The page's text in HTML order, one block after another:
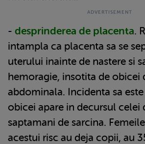
- desprinderea de placenta.
intampla ca placenta sa se
uterului inainte de nastere si
hemoragie, insotita de obicei
abdominala. Incidenta sa este
obicei apare in decursul celei
saptamani de sarcina.
acestui risc au deja copii, au